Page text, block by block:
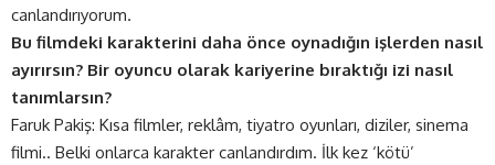
canlandırıyorum.
Bu filmdeki karakterini daha önce oynadığın işlerden nasıl
ayırırsın? Bir oyuncu olarak kariyerine bıraktığı izi nasıl
tanımlarsın?
Faruk Pakiş: Kısa filmler, reklâm, tiyatro oyunları, diziler, sinema
filmi.. Belki onlarca karakter canlandırdım. İlk kez ‘kötü’